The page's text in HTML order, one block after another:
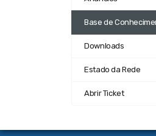
Base de
Downloads
Estado da Rede
Abrir Ticket